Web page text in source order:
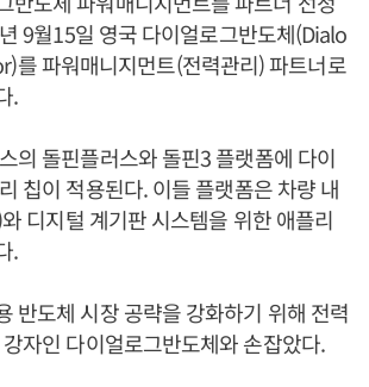
9월15일 영국 다이얼로그반도체(Dialo
를 파워매니지먼트(전력관리) 파트너로
.
의 돌핀플러스와 돌핀3 플랫폼에 다이
칩이 적용된다. 이들 플랫폼은 차량 내
디지털 계기판 시스템을 위한 애플리
.
반도체 시장 공략을 강화하기 위해 전력
자인 다이얼로그반도체와 손잡았다.